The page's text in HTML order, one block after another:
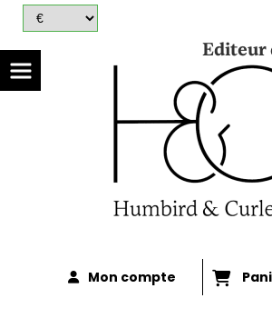
Editeur
Mon compte
Panneau de gestion des cookies